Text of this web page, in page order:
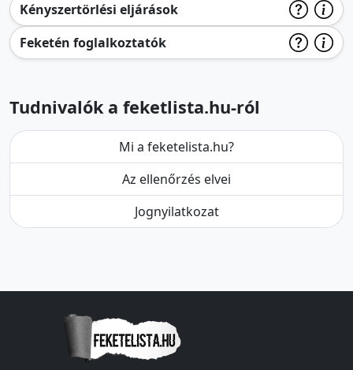
Kényszertörlési eljárások
Feketén foglalkoztatók
Tudnivalók a feketlista.hu-ról
Mi a feketelista.hu?
Az ellenőrzés elvei
Jognyilatkozat